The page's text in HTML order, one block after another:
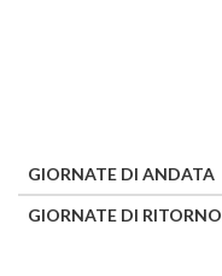
GIORNATE DI ANDATA
GIORNATE DI RITORNO